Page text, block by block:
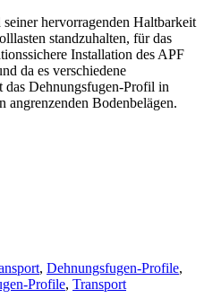
hervorragenden Haltbarkeit
standzuhalten, für das
Installation des APF
da es verschiedene
das Dehnungsfugen-Profil in
angrenzenden Bodenbelägen.
, Dehnungsfugen-Profile,
Profile, Transport